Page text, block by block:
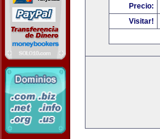
Precio:
Visitar!